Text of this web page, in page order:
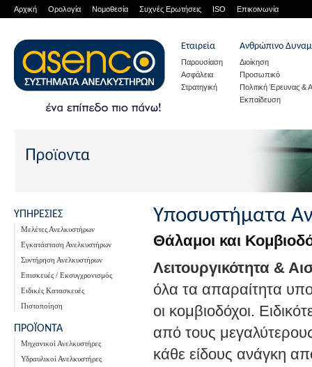
Αρχική Ορολογία Νομοθεσία Συχνές Ερωτήσεις ISO Επικοινωνία
Εταιρεία
Παρουσίαση
Ασφάλεια
Στρατηγική
Ανθρώπινο
Διοίκηση
Προσωπικό
Πολιτική Έρευνας &
Εκπαίδευση
ΥΠΗΡΕΣΙΕΣ
Μελέτες Ανελκυστήρων
Εγκατάσταση Ανελκυστήρων
Συντήρηση Ανελκυστήρων
Επισκευές / Εκσυγχρονισμός
Ειδικές Κατασκευές
Πιστοποίηση
ΠΡΟΪΟΝΤΑ
Μηχανικοί Ανελκυστήρες
Υδραυλικοί Ανελκυστήρες
Υποσυστήματα
Θάλαμοι και
Λειτουργικότητα &
όλα τα απαραίτητα
οι κομβιοδόχοι.
από τους
κάθε είδους ανάγκη